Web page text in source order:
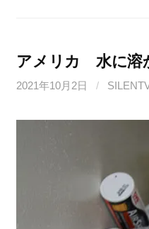
アメリカ 水に溶
2021年10月2日 /